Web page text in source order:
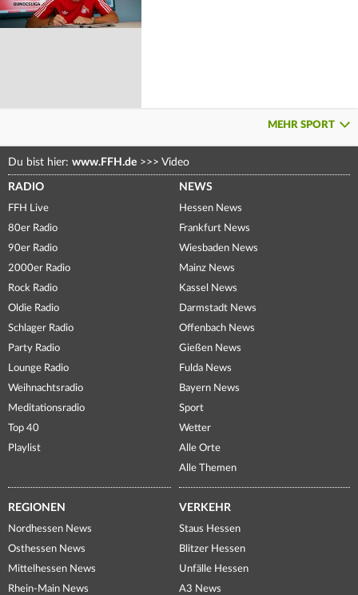
MEHR SPORT
Du bist hier: www.FFH.de >>> Video
RADIO
FFH Live
80er Radio
90er Radio
2000er Radio
Rock Radio
Oldie Radio
Schlager Radio
Party Radio
Lounge Radio
Weihnachtsradio
Meditationsradio
Top 40
Playlist
NEWS
Hessen News
Frankfurt News
Wiesbaden News
Mainz News
Kassel News
Darmstadt News
Offenbach News
Gießen News
Fulda News
Bayern News
Sport
Wetter
Alle Orte
Alle Themen
REGIONEN
Nordhessen News
Osthessen News
Mittelhessen News
Rhein-Main News
VERKEHR
Staus Hessen
Blitzer Hessen
Unfälle Hessen
A3 News